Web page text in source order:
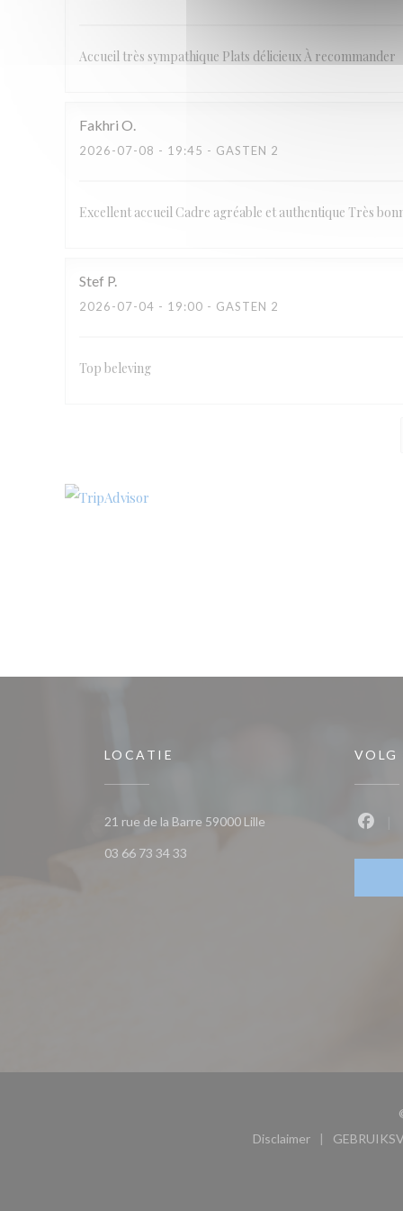
Accueil très sympathique Plats délicieux À recommander
Fakhri O
2026-07-08 - 19:45 - GASTEN 2
Excellent accueil Cadre agréable et authentique Très
Stef P
2026-07-04 - 19:00 - GASTEN 2
Top beleving
LOCATIE
21 rue de la Barre 59000 Lille((opent in een nieuw
03 66 73 34 33
VOLG
Disclaimer
((opent in een